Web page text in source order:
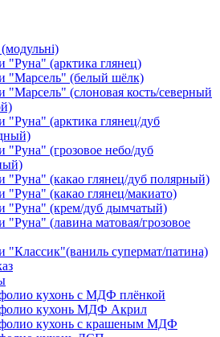
"Руна" (арктика глянец)
"Марсель" (белый шёлк)
"Марсель" (слоновая кость/северный
"Руна" (арктика глянец/дуб
"Руна" (грозовое небо/дуб
"Руна" (какао глянец/дуб полярный)
"Руна" (какао глянец/макиато)
"Руна" (крем/дуб дымчатый)
"Руна" (лавина матовая/грозовое
"Классик"(ваниль супермат/патина)
кухонь с МДФ плёнкой
кухонь МДФ Акрил
кухонь с крашеным МДФ